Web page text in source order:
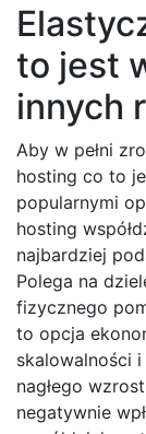
to jest
innych
Aby w pełni
hosting co to
popularnymi
hosting
najbardziej
Polega na
fizycznego
to opcja
skalowalności
nagłego
negatywnie